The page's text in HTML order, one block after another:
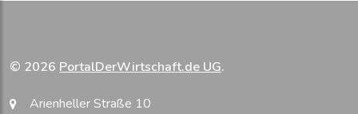
© 2026 PortalDerWirtschaft.de UG.
Arienheller Straße 10